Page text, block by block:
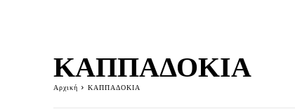
ΚΑΠΠΑΔΟΚΙΑ
Αρχική ΚΑΠΠΑΔΟΚΙΑ